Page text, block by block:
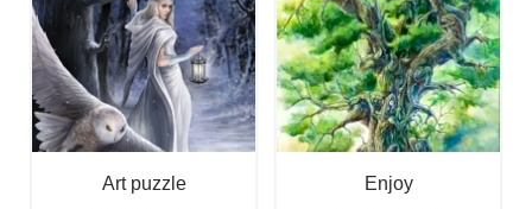
Art puzzle
Enjoy